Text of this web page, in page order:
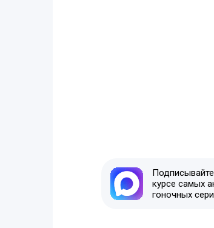
курсе самых
гоночных